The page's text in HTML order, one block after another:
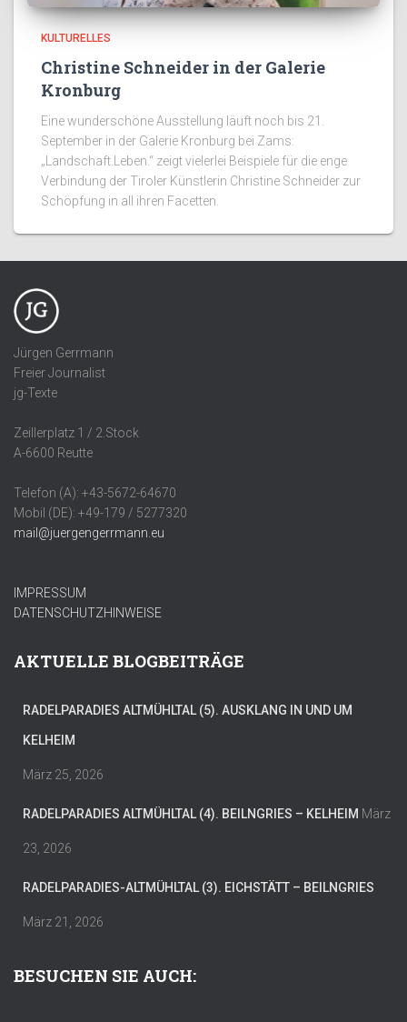
KULTURELLES
Christine Schneider in der Galerie
Kronburg
Eine wunderschöne Ausstellung läuft noch bis 21.
September in der Galerie Kronburg bei Zams:
„Landschaft.Leben.“ zeigt vielerlei Beispiele für die enge
Verbindung der Tiroler Künstlerin Christine Schneider zur
Schöpfung in all ihren Facetten.
Jürgen Gerrmann
Freier Journalist
jg-Texte
Zeillerplatz 1 / 2.Stock
A-6600 Reutte
Telefon (A): +43-5672-64670
Mobil (DE): +49-179 / 5277320
mail@juergengerrmann.eu
IMPRESSUM
DATENSCHUTZHINWEISE
AKTUELLE BLOGBEITRÄGE
RADELPARADIES ALTMÜHLTAL (5). AUSKLANG IN UND UM
KELHEIM
März 25, 2026
RADELPARADIES ALTMÜHLTAL (4). BEILNGRIES – KELHEIM März
23, 2026
RADELPARADIES-ALTMÜHLTAL (3). EICHSTÄTT – BEILNGRIES
März 21, 2026
BESUCHEN SIE AUCH: